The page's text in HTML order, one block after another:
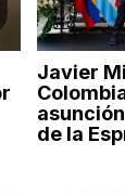
Javier
de la